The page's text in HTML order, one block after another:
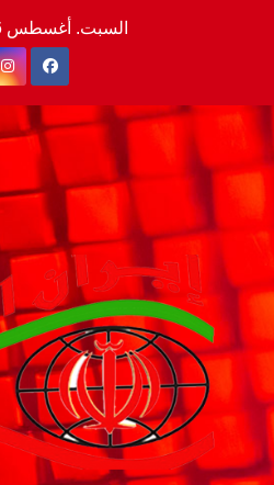
السبت. أغسطس 8th, 2026